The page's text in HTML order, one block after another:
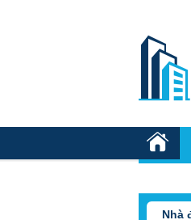
Nhà